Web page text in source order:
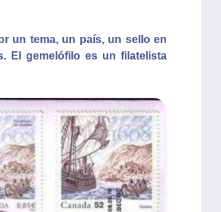
un tema, un país, un sello en
El gemelófilo es un filatelista